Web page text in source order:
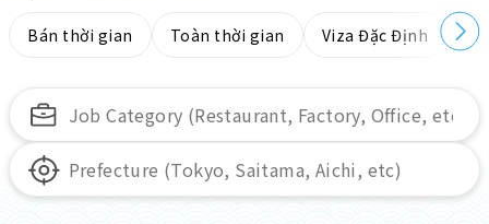
Bán thời gian Toàn thời gian Viza Đặc Định